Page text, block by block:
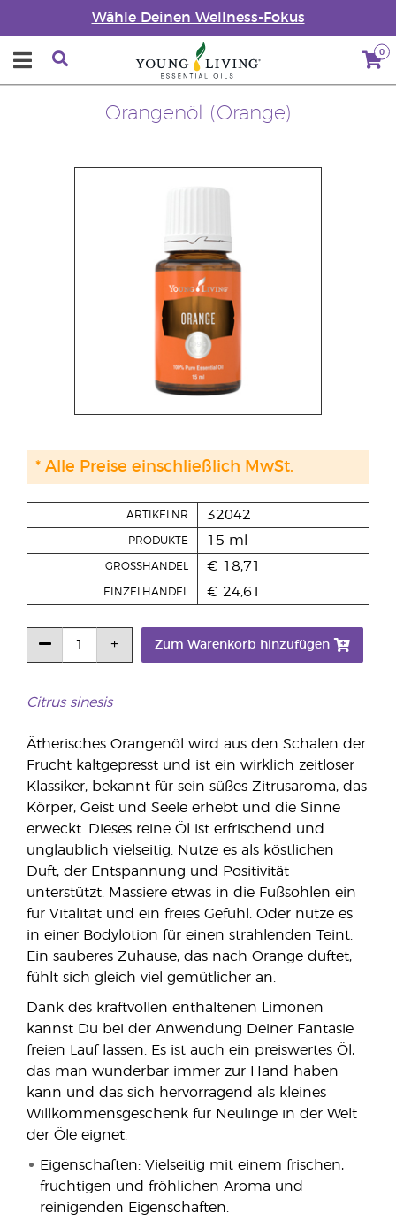
Wähle Deinen Wellness-Fokus
0
Orangenöl (Orange)
Citrus sinesis
Ätherisches Orangenöl wird aus den Schalen der
Frucht kaltgepresst und ist ein wirklich zeitloser
Klassiker, bekannt für sein süßes Zitrusaroma, das
Körper, Geist und Seele erhebt und die Sinne
erweckt. Dieses reine Öl ist erfrischend und
unglaublich vielseitig. Nutze es als köstlichen
Duft, der Entspannung und Positivität
unterstützt. Massiere etwas in die Fußsohlen ein
für Vitalität und ein freies Gefühl. Oder nutze es
in einer Bodylotion für einen strahlenden Teint.
Ein sauberes Zuhause, das nach Orange duftet,
fühlt sich gleich viel gemütlicher an.
Dank des kraftvollen enthaltenen Limonen
kannst Du bei der Anwendung Deiner Fantasie
freien Lauf lassen. Es ist auch ein preiswertes Öl,
das man wunderbar immer zur Hand haben
kann und das sich hervorragend als kleines
Willkommensgeschenk für Neulinge in der Welt
der Öle eignet.
Eigenschaften: Vielseitig mit einem frischen,
fruchtigen und fröhlichen Aroma und
reinigenden Eigenschaften.
ARTIKELNR 32042
PRODUKTE 15 ml
GROSSHANDEL € 18,71
EINZELHANDEL € 24,61
Zum Warenkorb hinzufügen
* Alle Preise einschließlich MwSt.